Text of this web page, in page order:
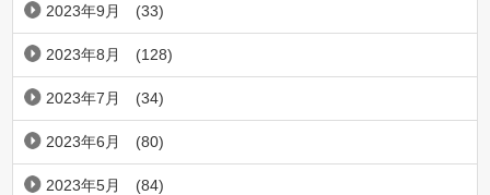
2023年9月 (33)
2023年8月 (128)
2023年7月 (34)
2023年6月 (80)
2023年5月 (84)